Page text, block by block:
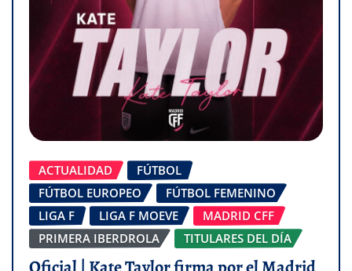
ACTUALIDAD
FÚTBOL
FÚTBOL EUROPEO
FÚTBOL FEMENINO
LIGA F
LIGA F MOEVE
MADRID CFF
PRIMERA IBERDROLA
TITULARES DEL DÍA